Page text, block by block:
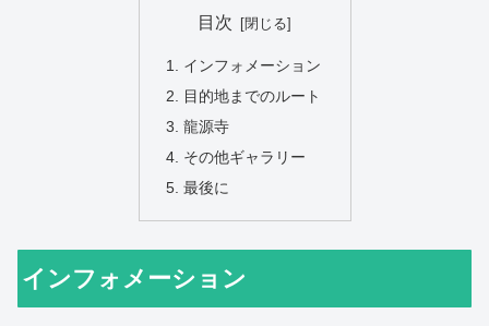
目次
インフォメーション
目的地までのルート
龍源寺
その他ギャラリー
最後に
インフォメーション